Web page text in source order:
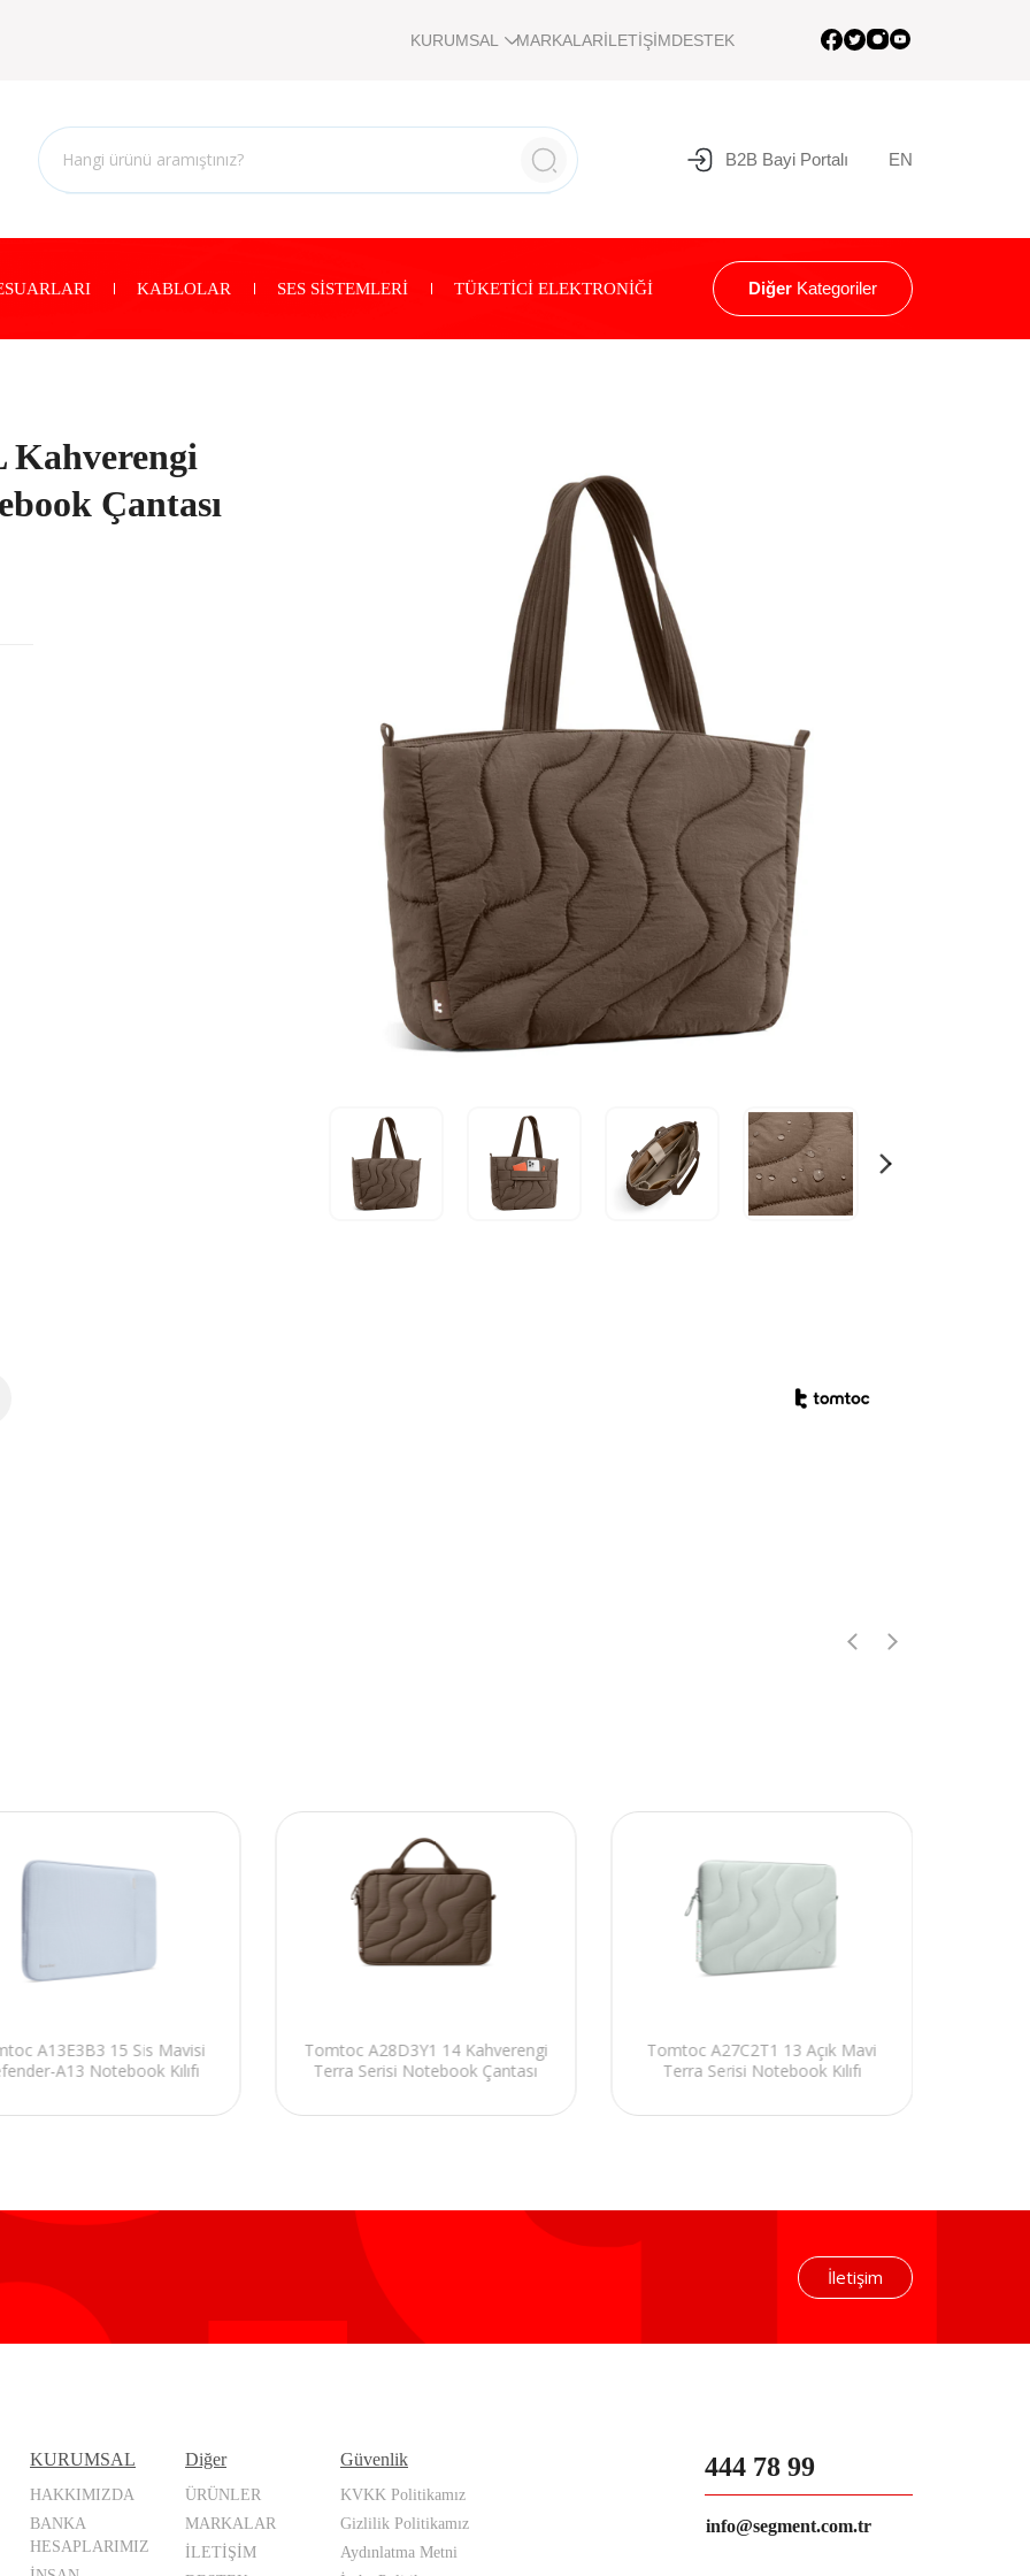
KURUMSAL MARKALARİLETİŞİMDESTEK
B2B Bayi Portalı EN
KABLOLAR SES SİSTEMLERİ TÜKETİCİ ELEKTRONİĞİ Diğer Kategoriler
Kahverengi
Çantası
A13E3B3 15 Sis Mavisi
A13 Notebook Kılıfı
Tomtoc A28D3Y1 14 Kahverengi
Terra Serisi Notebook Çantası
Tomtoc A27C2T1 13 Açık Mavi
Terra Serisi Notebook Kılıfı
İletişim
KURUMSAL
HAKKIMIZDA
BANKA
HESAPLARIMIZ
Diğer
ÜRÜNLER
MARKALAR
İLETİŞİM
Güvenlik
KVKK Politikamız
Gizlilik Politikamız
Aydınlatma Metni
444 78 99
info@segment.com.tr